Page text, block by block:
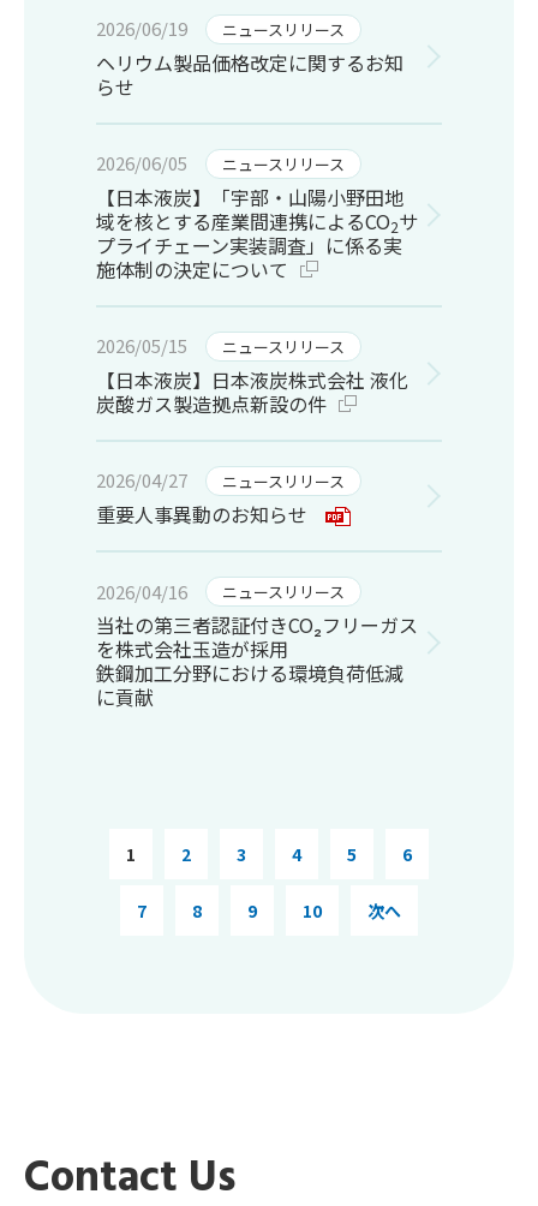
2026/06/19 ニュースリリース
ヘリウム製品価格改定に関するお知
らせ
2026/06/05 ニュースリリース
【日本液炭】「宇部・山陽小野田地
域を核とする産業間連携によるCO2サ
プライチェーン実装調査」に係る実
施体制の決定について
2026/05/15 ニュースリリース
【日本液炭】日本液炭株式会社 液化
炭酸ガス製造拠点新設の件
2026/04/27 ニュースリリース
重要人事異動のお知らせ
2026/04/16 ニュースリリース
当社の第三者認証付きCO₂フリーガス
を株式会社玉造が採用
鉄鋼加工分野における環境負荷低減
に貢献
1 2 3 4 5 6
7 8 9 10 次へ
Contact Us